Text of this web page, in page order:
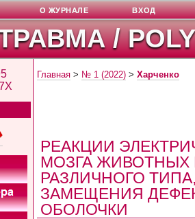
/
О ЖУРНАЛЕ ВХОД
Главная > № 1 (2022) >Харченко
РЕАКЦИИ
МОЗГА ЖИВОТНЫХ
РАЗЛИЧНОГО
ЗАМЕЩЕНИЯ
ОБОЛОЧКИ